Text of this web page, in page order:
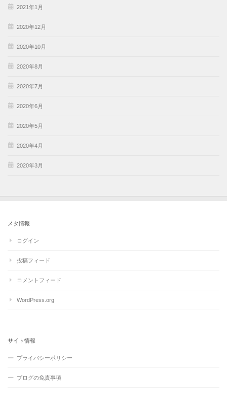
2021年1月
2020年12月
2020年10月
2020年8月
2020年7月
2020年6月
2020年5月
2020年4月
2020年3月
メタ情報
ログイン
投稿フィード
コメントフィード
WordPress.org
サイト情報
プライバシーポリシー
ブログの免責事項